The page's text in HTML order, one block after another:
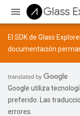
Glass
El SDK de Glass
documentación
Google utiliza
preferido. Las
errores.